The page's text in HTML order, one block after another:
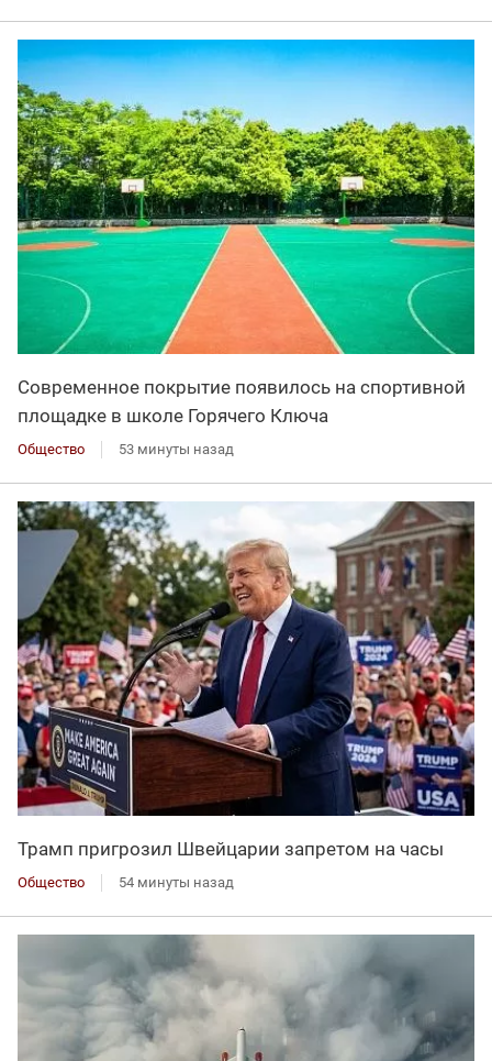
Современное покрытие появилось на спортивной
площадке в школе Горячего Ключа
Общество 53 минуты назад
Трамп пригрозил Швейцарии запретом на часы
Общество 54 минуты назад